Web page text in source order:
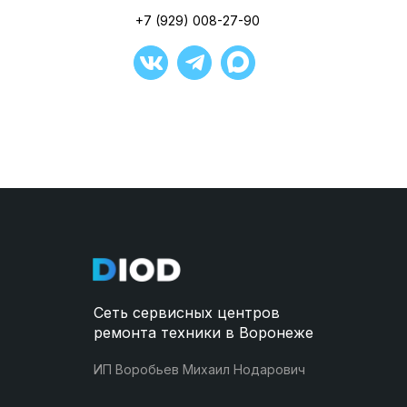
+7 (929) 008-27-90
+7 (929) 008-27-90
+7 (929) 008-27-90
+7 (929) 008-27-90
+7 (929) 008-27-90
+7 (929) 008-27-90
Сеть сервисных центров
ремонта техники в Воронеже
ИП Воробьев Михаил Нодарович